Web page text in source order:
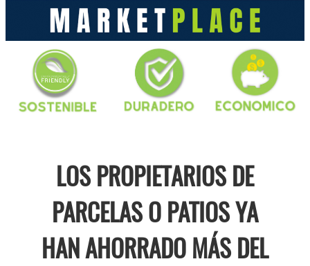
LOS PROPIETARIOS DE
PARCELAS O PATIOS YA
HAN AHORRADO MÁS DEL